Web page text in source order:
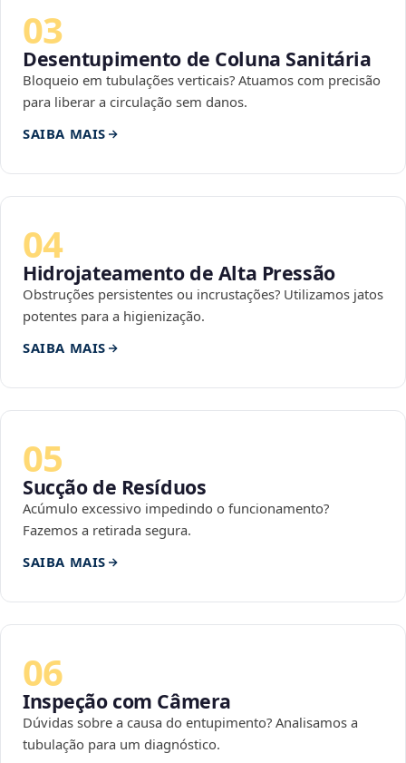
03
Desentupimento de Coluna Sanitária
Bloqueio em tubulações verticais? Atuamos com precisão
para liberar a circulação sem danos.
SAIBA MAIS
04
Hidrojateamento de Alta Pressão
Obstruções persistentes ou incrustações? Utilizamos jatos
potentes para a higienização.
SAIBA MAIS
05
Sucção de Resíduos
Acúmulo excessivo impedindo o funcionamento?
Fazemos a retirada segura.
SAIBA MAIS
06
Inspeção com Câmera
Dúvidas sobre a causa do entupimento? Analisamos a
tubulação para um diagnóstico.